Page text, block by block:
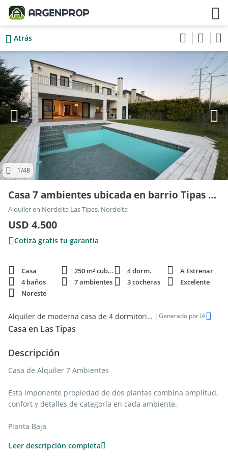
Atrás
1/48
Casa 7 ambientes ubicada en barrio Tipas Nordelta
Alquiler en Nordelta Las Tipas, Nordelta
USD 4.500
Cotizá gratis tu garantía
Casa 250 m² cubie. 4 dorm.
A Estrenar
4 baños
7 ambientes 3 cocheras
Excelente
Noreste
Alquiler de moderna casa de 4 dormitorios y 250m2 en Nordelta Las Tipas, Buenos Aires | Generado por IA
Casa en Las Tipas
Descripción
Casa de Alquiler 7 Ambientes
Esta imponente propiedad de dos plantas combina amplitud,
confort y detalles de categoría en cada ambiente.
Planta Baja
Al ingresar, nos recibe un elegante hall de recepción. Un
Leer descripción completa